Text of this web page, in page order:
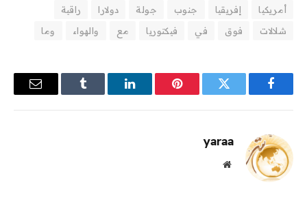
أمريكيا إفريقيا جنوب جولة دولارا
راقية
شلالات
فوق في فيكتوريا مع والهواء وما
فيسبوك تويتر بينتيريستلينكدإن Tumblr
البريد
yaraa
موقع